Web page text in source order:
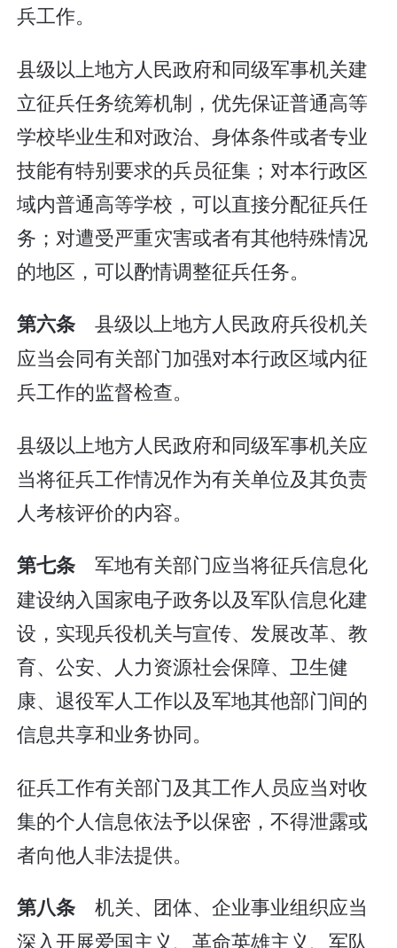
兵工作。
县级以上地方人民政府和同级军事机关建
立征兵任务统筹机制，优先保证普通高等
学校毕业生和对政治、身体条件或者专业
技能有特别要求的兵员征集；对本行政区
域内普通高等学校，可以直接分配征兵任
务；对遭受严重灾害或者有其他特殊情况
的地区，可以酌情调整征兵任务。
第六条 县级以上地方人民政府兵役机关
应当会同有关部门加强对本行政区域内征
兵工作的监督检查。
县级以上地方人民政府和同级军事机关应
当将征兵工作情况作为有关单位及其负责
人考核评价的内容。
第七条 军地有关部门应当将征兵信息化
建设纳入国家电子政务以及军队信息化建
设，实现兵役机关与宣传、发展改革、教
育、公安、人力资源社会保障、卫生健
康、退役军人工作以及军地其他部门间的
信息共享和业务协同。
征兵工作有关部门及其工作人员应当对收
集的个人信息依法予以保密，不得泄露或
者向他人非法提供。
第八条 机关、团体、企业事业组织应当
深入开展爱国主义、革命英雄主义、军队